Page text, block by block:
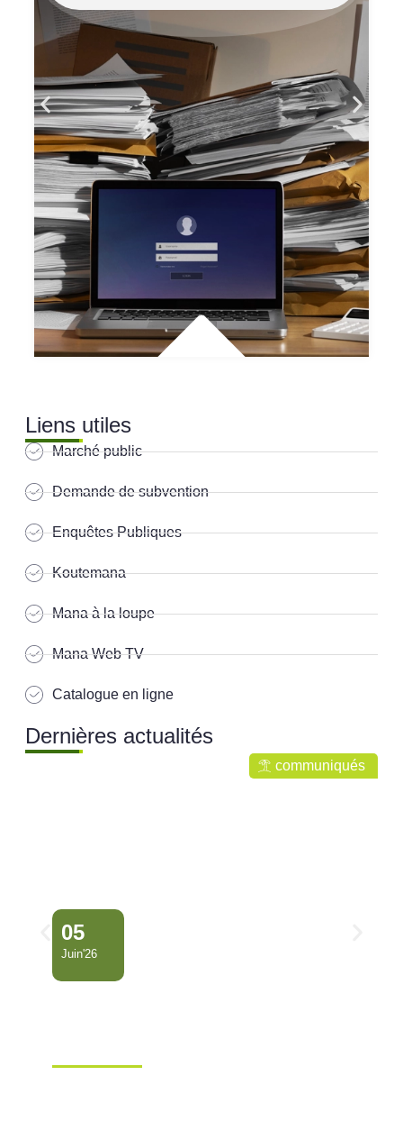
Liens utiles
Marché public
Demande de subvention
Enquêtes Publiques
Koutemana
Mana à la loupe
Mana Web TV
Catalogue en ligne
Dernières actualités
communiqués
05
Juin'26